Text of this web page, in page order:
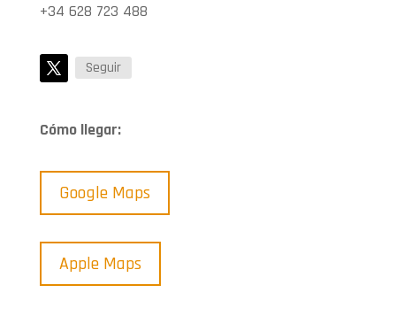
+34 628 723 488
Seguir
Cómo llegar:
Google Maps
Apple Maps